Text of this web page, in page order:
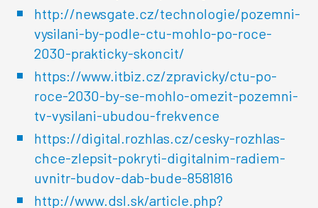
http://newsgate.cz/technologie/pozemni-
vysilani-by-podle-ctu-mohlo-po-roce-
2030-prakticky-skoncit/
https://www.itbiz.cz/zpravicky/ctu-po-
roce-2030-by-se-mohlo-omezit-pozemni-
tv-vysilani-ubudou-frekvence
https://digital.rozhlas.cz/cesky-rozhlas-
chce-zlepsit-pokryti-digitalnim-radiem-
uvnitr-budov-dab-bude-8581816
http://www.dsl.sk/article.php?